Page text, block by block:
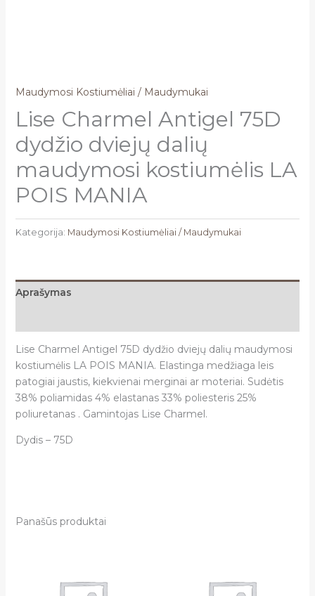
Maudymosi Kostiumėliai / Maudymukai
Lise Charmel Antigel 75D
dydžio dviejų dalių
maudymosi kostiumėlis LA
POIS MANIA
Kategorija: Maudymosi Kostiumėliai / Maudymukai
Aprašymas
Lise Charmel Antigel 75D dydžio dviejų dalių maudymosi
kostiumėlis LA POIS MANIA. Elastinga medžiaga leis
patogiai jaustis, kiekvienai merginai ar moteriai. Sudėtis
38% poliamidas 4% elastanas 33% poliesteris 25%
poliuretanas . Gamintojas Lise Charmel.
Dydis – 75D
Panašūs produktai